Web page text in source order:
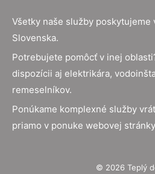
Všetky naše služby poskytujeme
Slovenska.
Potrebujete pomôcť v inej
dispozícii aj elektrikára,
remeselníkov.
Ponúkame komplexné služby
priamo v ponuke webovej
© 2026 Teplý